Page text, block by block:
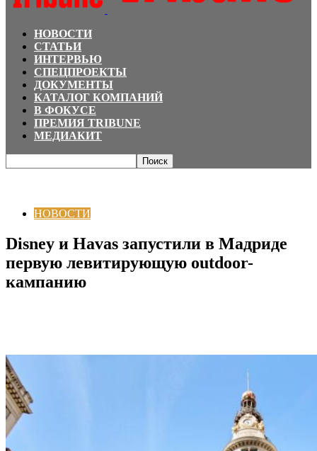
НОВОСТИ
СТАТЬИ
ИНТЕРВЬЮ
СПЕЦПРОЕКТЫ
ДОКУМЕНТЫ
КАТАЛОГ КОМПАНИЙ
В ФОКУСЕ
ПРЕМИЯ TRIBUNE
МЕДИАКИТ
НОВОСТИ
Disney и Havas запустили в Мадриде
первую левитирующую outdoor-
кампанию